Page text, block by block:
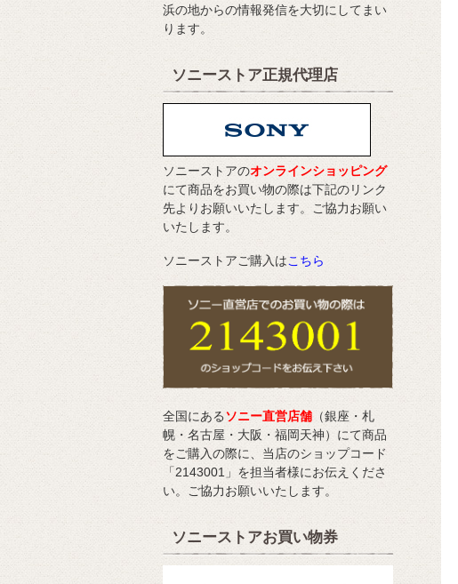
浜の地からの情報発信を大切にしてまい
ります。
ソニーストア正規代理店
ソニーストアのオンラインショッピング
にて商品をお買い物の際は下記のリンク
先よりお願いいたします。ご協力お願い
いたします。
ソニーストアご購入はこちら
全国にあるソニー直営店舗 （銀座・札
幌・名古屋・大阪・福岡天神）にて商品
をご購入の際に、当店のショップコード
「2143001」を担当者様にお伝えくださ
い。ご協力お願いいたします。
ソニーストアお買い物券